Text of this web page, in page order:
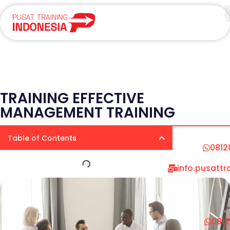
TRAINING EFFECTIVE
MANAGEMENT TRAINING
Table of Contents